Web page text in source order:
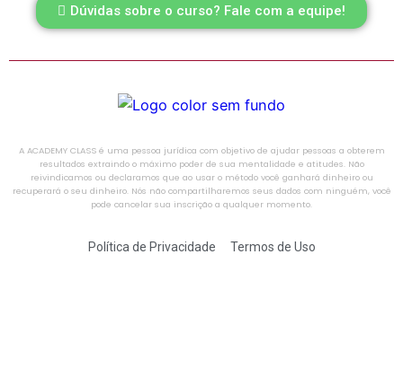
Dúvidas sobre o curso? Fale com a equipe!
A ACADEMY CLASS é uma pessoa jurídica com objetivo de ajudar pessoas a obterem
resultados extraindo o máximo poder de sua mentalidade e atitudes. Não
reivindicamos ou declaramos que ao usar o método você ganhará dinheiro ou
recuperará o seu dinheiro. Nós não compartilharemos seus dados com ninguém, você
pode cancelar sua inscrição a qualquer momento.
Política de Privacidade Termos de Uso